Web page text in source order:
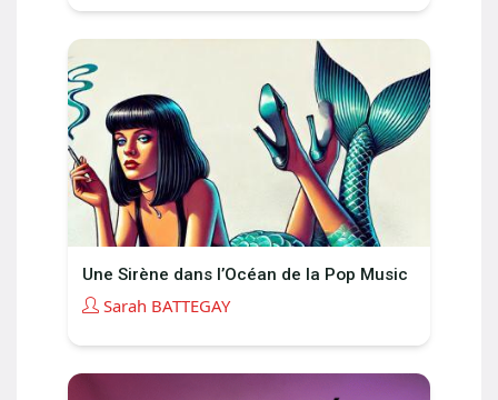
Une Sirène dans l’Océan de la Pop Music
Sarah BATTEGAY